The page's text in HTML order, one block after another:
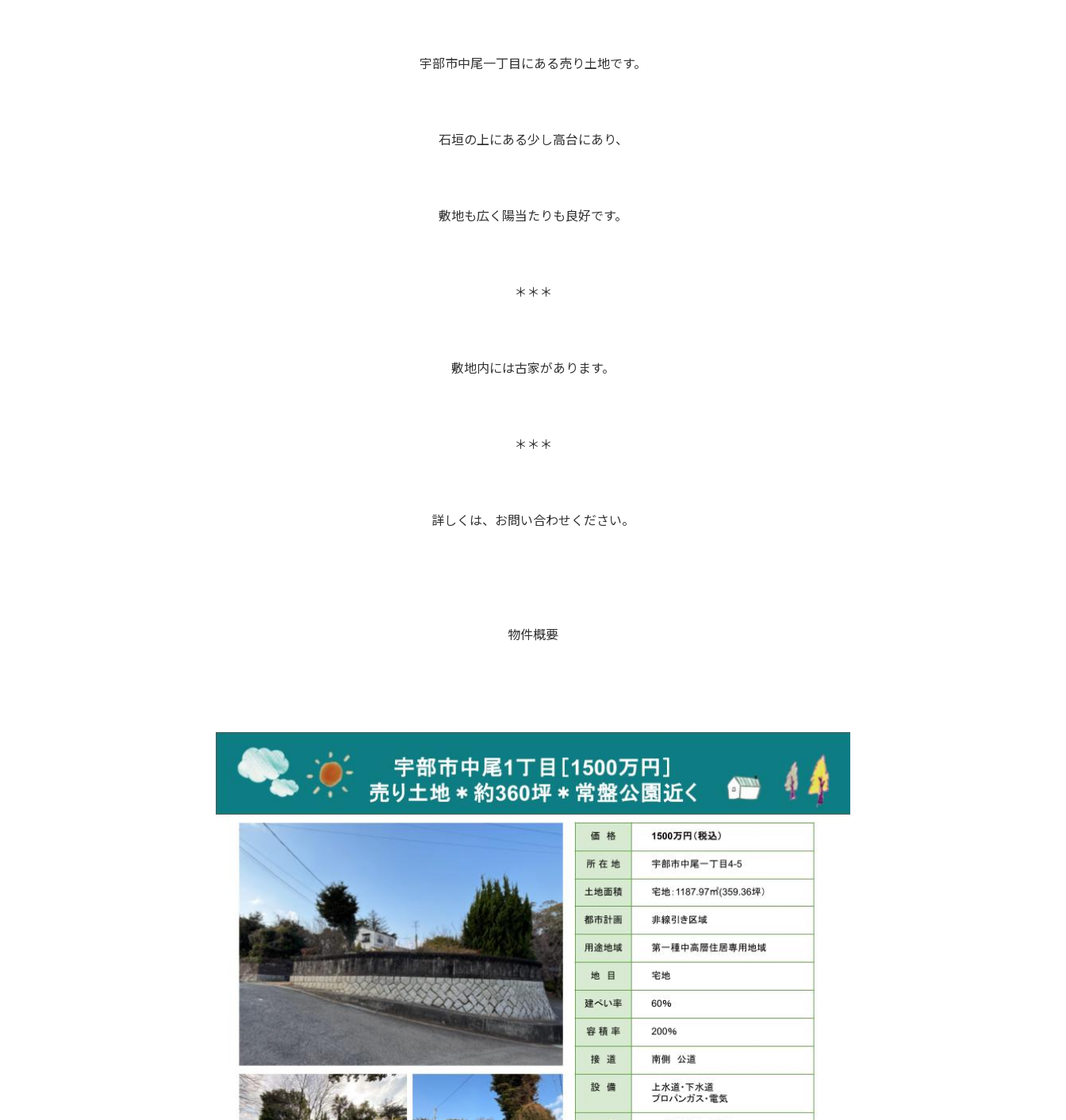
宇部市中尾一丁目にある売り土地です。
石垣の上にある少し高台にあり、
敷地も広く陽当たりも良好です。
＊＊＊
敷地内には古家があります。
＊＊＊
詳しくは、お問い合わせください。
物件概要